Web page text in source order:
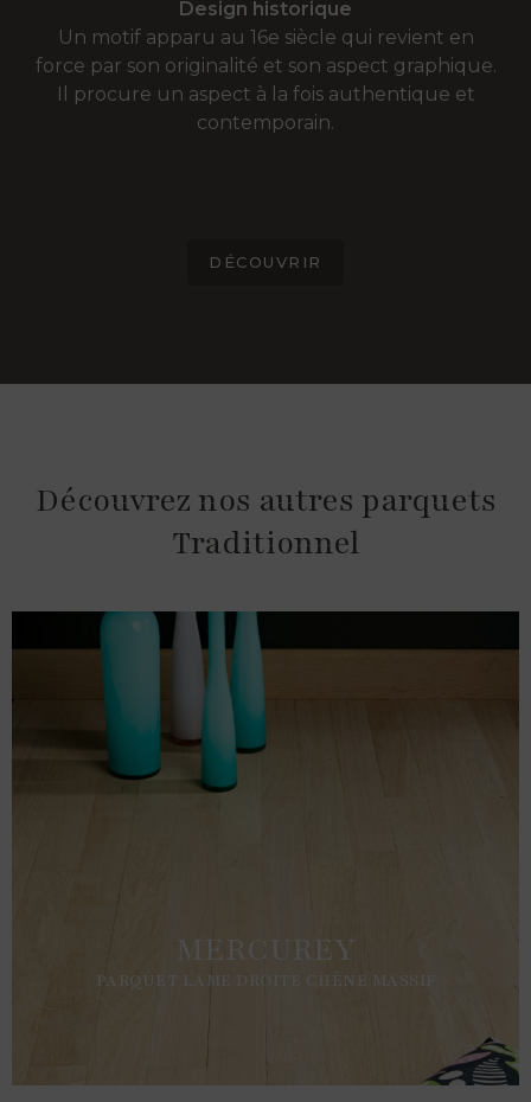
Design historique
Un motif apparu au 16e siècle qui revient en
force par son originalité et son aspect graphique.
Il procure un aspect à la fois authentique et
contemporain.
DÉCOUVRIR
Découvrez nos autres parquets
Traditionnel
MERCUREY
PARQUET LAME DROITE CHÊNE MASSIF